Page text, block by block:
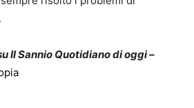
Il Sannio Quotidiano di oggi –